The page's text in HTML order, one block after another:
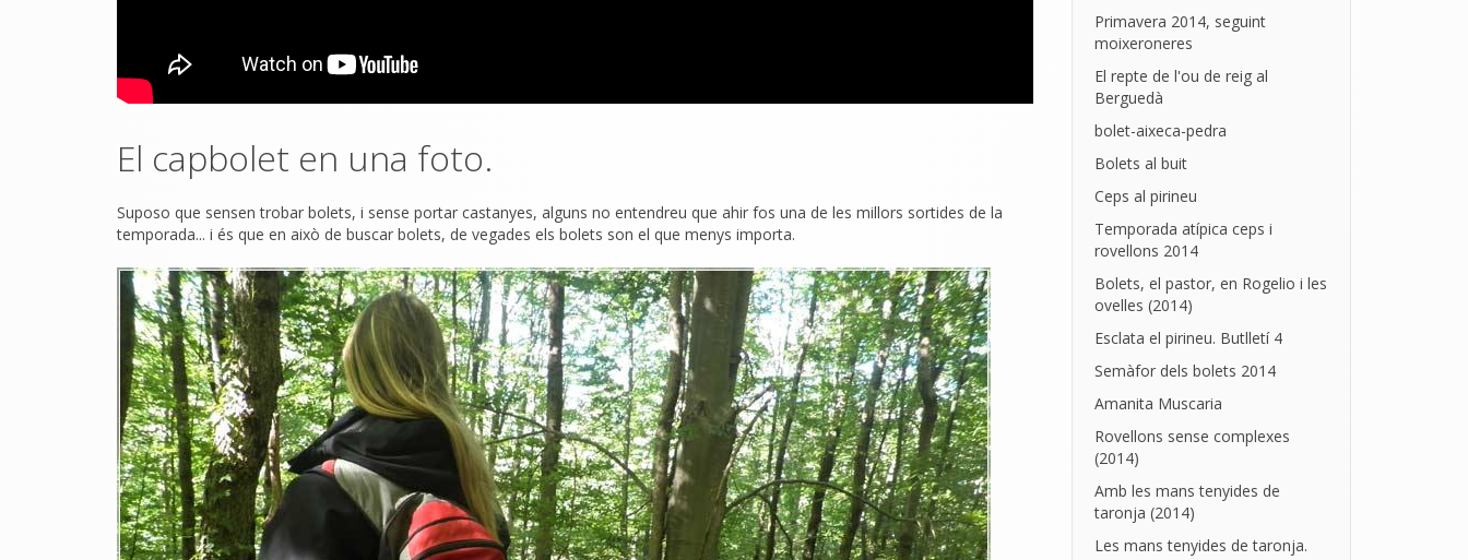
El capbolet en una foto.
Suposo que sensen trobar bolets, i sense portar castanyes, alguns no entendreu que ahir fos una de les millors sortides de la
temporada... i és que en això de buscar bolets, de vegades els bolets son el que menys importa.
Primavera 2014, seguint
moixeroneres
El repte de l'ou de reig al
Berguedà
bolet-aixeca-pedra
Bolets al buit
Ceps al pirineu
Temporada atípica ceps i
rovellons 2014
Bolets, el pastor, en Rogelio i les
ovelles (2014)
Esclata el pirineu. Butlletí 4
Semàfor dels bolets 2014
Amanita Muscaria
Rovellons sense complexes
(2014)
Amb les mans tenyides de
taronja (2014)
Les mans tenyides de taronja.